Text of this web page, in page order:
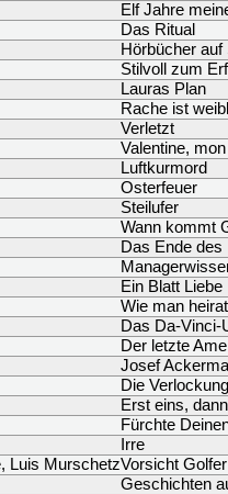
Elf Jahre
Das Ritual
Hörbücher
Stilvoll zum
Lauras Plan
Rache ist
Verletzt
Valentine,
Luftkurmord
Osterfeuer
Steilufer
Wann kommt
Das Ende
Ein Blatt Liebe
Wie man
Das Da-Vinci-
Der letzte
Josef
Die Verlockung
Erst eins,
Fürchte
Irre
Luis MurschetzVorsicht
Geschichten